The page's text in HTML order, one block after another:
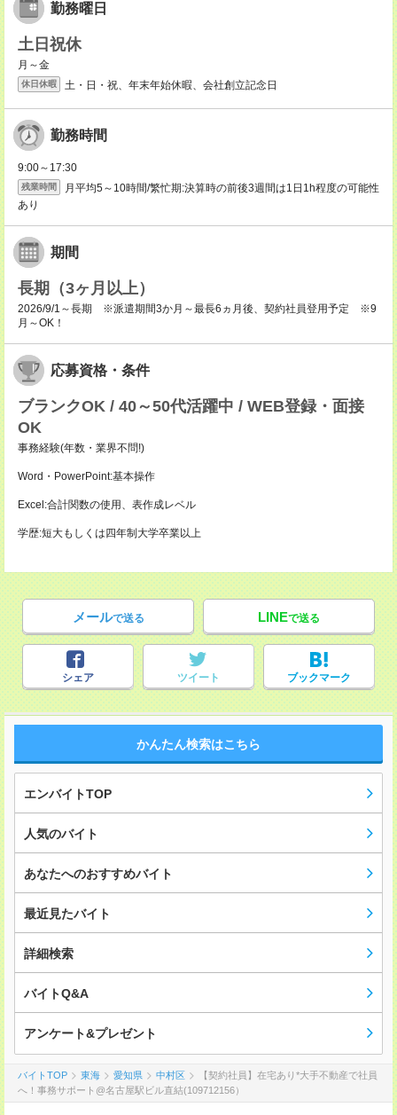
勤務曜日
土日祝休
月～金
休日休暇 土・日・祝、年末年始休暇、会社創立記念日
勤務時間
9:00～17:30
残業時間
月平均5～10時間/繁忙期:決算時の前後3週間は1日1h程度の可能性
あり
期間
長期（3ヶ月以上）
2026/9/1～長期 ※派遣期間3か月～最長6ヵ月後、契約社員登用予定 ※9
月～OK！
応募資格・条件
ブランクOK / 40～50代活躍中 / WEB登録・面接
OK
事務経験(年数・業界不問!)
Word・PowerPoint:基本操作
Excel:合計関数の使用、表作成レベル
学歴:短大もしくは四年制大学卒業以上
メールで送る LINEで送る
シェア ツイート ブックマーク
かんたん検索はこちら
エンバイトTOP
人気のバイト
あなたへのおすすめバイト
最近見たバイト
詳細検索
バイトQ&A
アンケート&プレゼント
バイトTOP 東海 愛知県 中村区
【契約社員】在宅あり*大手不動産で社員
へ！事務サポート@名古屋駅ビル直結(109712156）